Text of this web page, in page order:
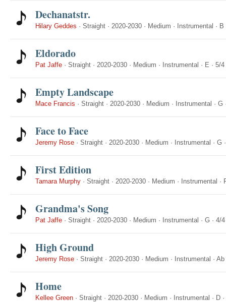
Dechanatstr.
Hilary Geddes · Straight · 2020-2030 · Medium · Instrumental · B
Eldorado
Pat Jaffe · Straight · 2020-2030 · Medium · Instrumental · E · 5/4
Empty Landscape
Mace Francis · Straight · 2020-2030 · Medium · Instrumental · G
Face to Face
Jeremy Rose · Straight · 2020-2030 · Medium · Instrumental · G
First Edition
Tamara Murphy · Straight · 2020-2030 · Medium · Instrumental ·
Grandma's Song
Pat Jaffe · Straight · 2020-2030 · Medium · Instrumental · G · 4/4
High Ground
Jeremy Rose · Straight · 2020-2030 · Medium · Instrumental · Ab
Home
Kellee Green · Straight · 2020-2030 · Medium · Instrumental · D ·